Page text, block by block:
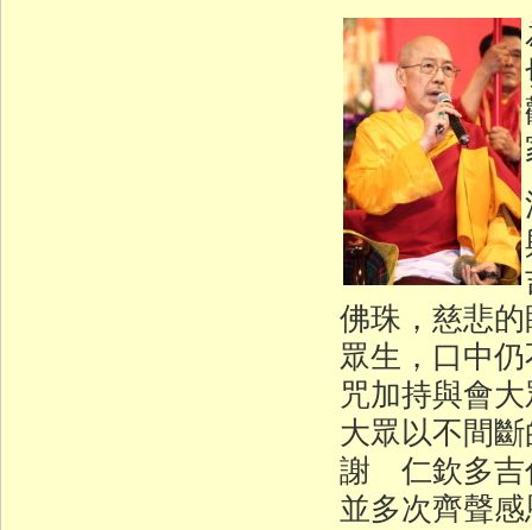
佛珠，慈悲
眾生，口中
咒加持與會
大眾以不間
謝 仁欽多吉
並多次齊聲